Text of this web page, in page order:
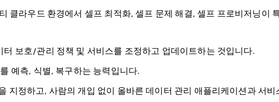
클라우드 환경에서 셀프 최적화, 셀프 문제 해결, 셀프 프로비저닝이
보호/관리 정책 및 서비스를 조정하고 업데이트하는 것입니다.
예측, 식별, 복구하는 능력입니다.
지정하고, 사람의 개입 없이 올바른 데이터 관리 애플리케이션과 서